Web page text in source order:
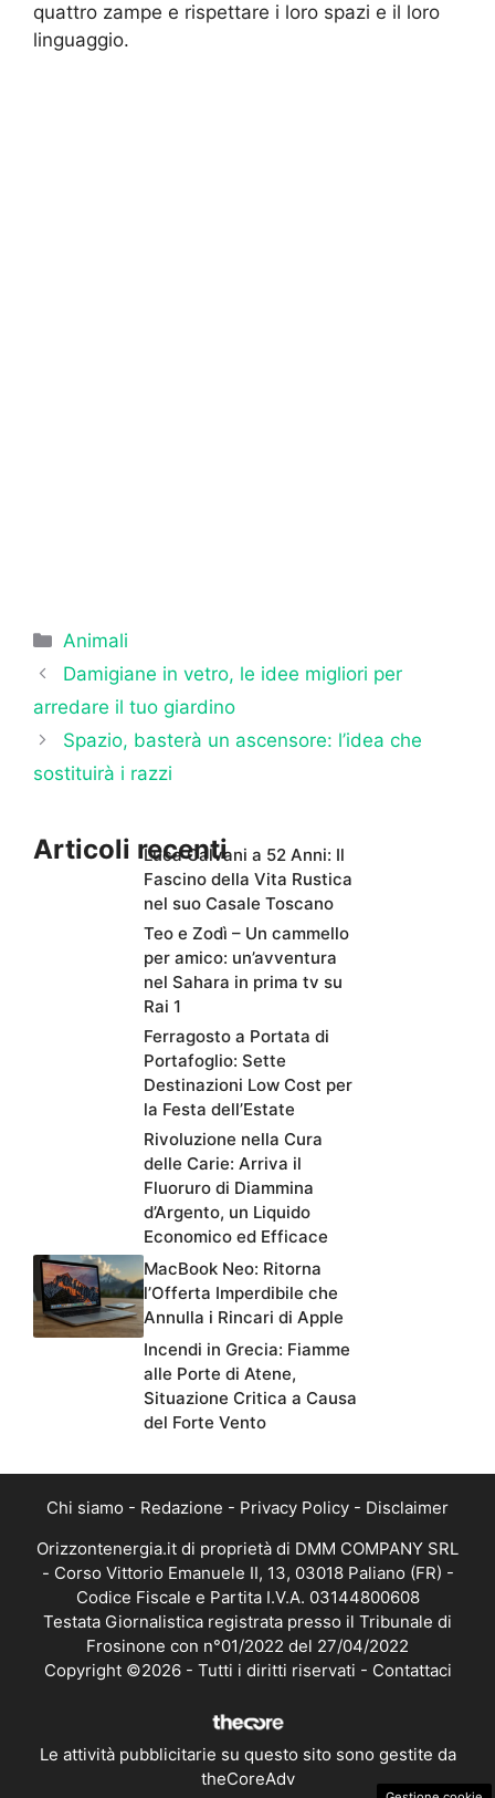
quattro zampe e rispettare i loro spazi e il loro
linguaggio.
Categorie
Animali
Damigiane in vetro, le idee migliori per
arredare il tuo giardino
Spazio, basterà un ascensore: l’idea che
sostituirà i razzi
Articoli recentiLuca Calvani a 52 Anni: Il
Fascino della Vita Rustica
nel suo Casale Toscano
Teo e Zodì – Un cammello
per amico: un’avventura
nel Sahara in prima tv su
Rai 1
Ferragosto a Portata di
Portafoglio: Sette
Destinazioni Low Cost per
la Festa dell’Estate
Rivoluzione nella Cura
delle Carie: Arriva il
Fluoruro di Diammina
d’Argento, un Liquido
Economico ed Efficace
MacBook Neo: Ritorna
l’Offerta Imperdibile che
Annulla i Rincari di Apple
Incendi in Grecia: Fiamme
alle Porte di Atene,
Situazione Critica a Causa
del Forte Vento
Chi siamo - Redazione - Privacy Policy - Disclaimer
Orizzontenergia.it di proprietà di DMM COMPANY SRL
- Corso Vittorio Emanuele II, 13, 03018 Paliano (FR) -
Codice Fiscale e Partita I.V.A. 03144800608
Testata Giornalistica registrata presso il Tribunale di
Frosinone con n°01/2022 del 27/04/2022
Copyright ©2026 - Tutti i diritti riservati - Contattaci
Le attività pubblicitarie su questo sito sono gestite da
theCoreAdv